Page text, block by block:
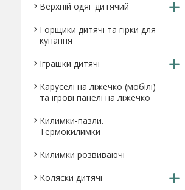
Верхній одяг дитячий
Горщики дитячі та гірки для
купання
Іграшки дитячі
Каруселі на ліжечко (мобілі)
та ігрові панелі на ліжечко
Килимки-пазли.
Термокилимки
Килимки розвиваючі
Коляски дитячі